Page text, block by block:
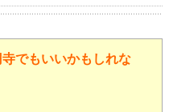
でもいいかもしれな